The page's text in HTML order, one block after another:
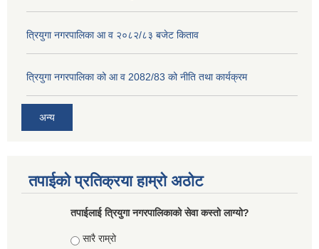
त्रियुगा नगरपालिका आ व २०८२/८३ बजेट किताव
त्रियुगा नगरपालिका को आ व 2082/83 को नीति तथा कार्यक्रम
अन्य
तपाईको प्रतिक्रया हाम्रो अठोट
तपाईलाई त्रियुगा नगरपालिकाको सेवा कस्तो लाग्यो?
Choices
सारै राम्रो